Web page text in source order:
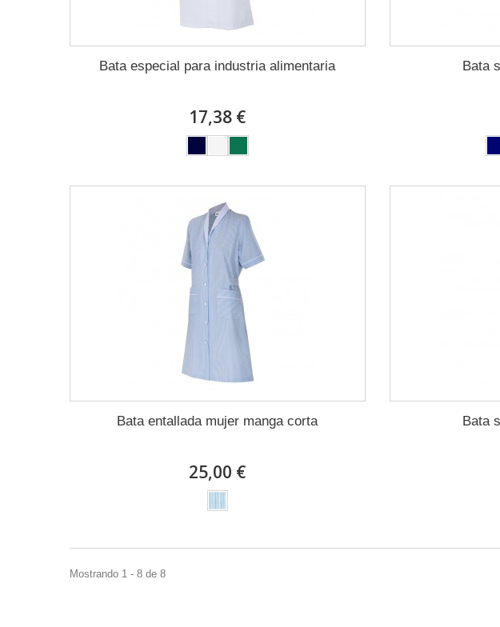
Bata especial para industria alimentaria
17,38 €
Bata
Bata entallada mujer manga corta
25,00 €
Bata
Mostrando 1 - 8 de 8